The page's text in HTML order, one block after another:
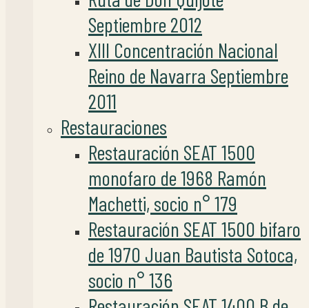
Septiembre 2012
XIII Concentración Nacional
Reino de Navarra Septiembre
2011
Restauraciones
Restauración SEAT 1500
monofaro de 1968 Ramón
Machetti, socio n° 179
Restauración SEAT 1500 bifaro
de 1970 Juan Bautista Sotoca,
socio n° 136